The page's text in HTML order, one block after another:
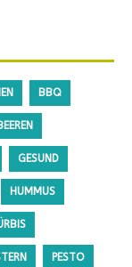
BBQ
GESUND
HUMMUS
PESTO